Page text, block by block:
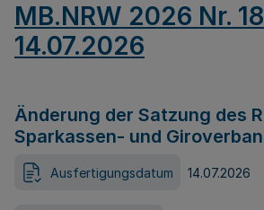
MB.NRW 2026 Nr.
14.07.2026
Änderung der Satzung des
Sparkassen- und
Ausfertigungsdatum 14.07.2026